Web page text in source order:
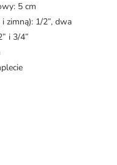
5 cm
zimną): 1/2”, dwa
i 3/4”